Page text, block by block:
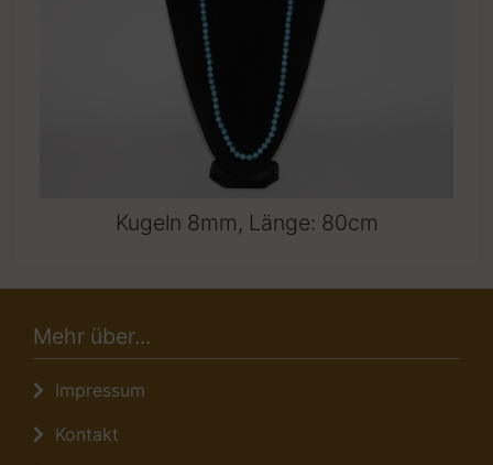
Kugeln 8mm, Länge: 80cm
Mehr über...
Impressum
Kontakt